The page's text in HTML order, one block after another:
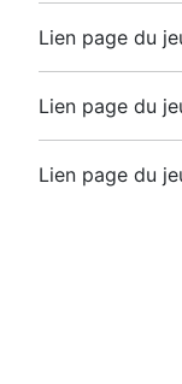
Lien page du
Lien page du
Lien page du